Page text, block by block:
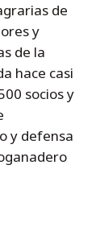
de
y
de la
hace casi
socios y
y defensa